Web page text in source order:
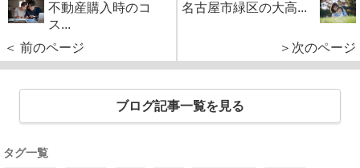
不動産購入時のコ
ス...
＜ 前のページ
名古屋市緑区の大高...
＞次のページ
ブログ記事一覧を見る
タグ一覧